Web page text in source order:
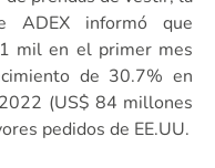
ADEX informó que
mil en el primer mes
de 30.7% en
(US$ 84 millones
pedidos de EE.UU.